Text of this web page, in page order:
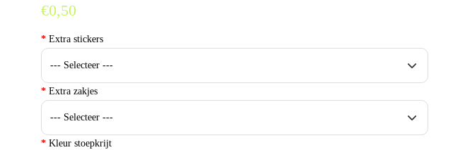
€0,50
* Extra stickers
* Extra zakjes
* Kleur stoepkrijt